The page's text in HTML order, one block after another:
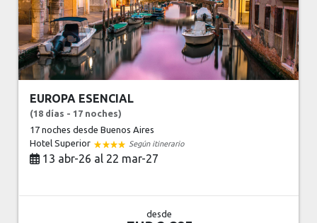
EUROPA ESENCIAL
(18 días - 17 noches)
17 nochesdesde Buenos Aires
Hotel Superior
Según itinerario
13 abr-26 al 22 mar-27
desde